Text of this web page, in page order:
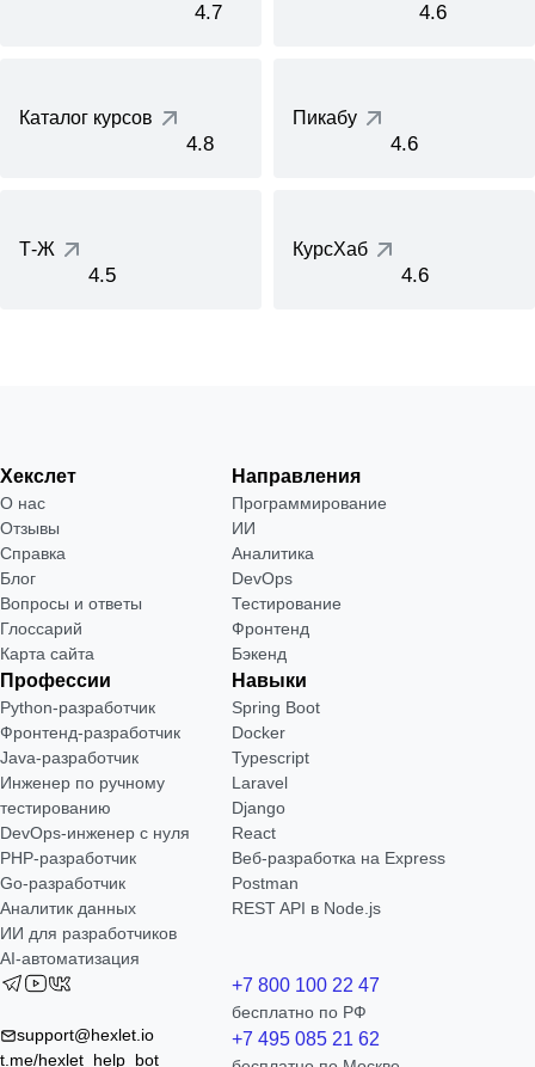
4.7 4.6
Каталог курсов
4.8
Пикабу
4.6
Т-Ж
4.5
КурсХаб
4.6
Хекслет
О нас
Отзывы
Справка
Блог
Вопросы и ответы
Глоссарий
Карта сайта
Направления
Программирование
ИИ
Аналитика
DevOps
Тестирование
Фронтенд
Бэкенд
Профессии
Python-разработчик
Фронтенд-разработчик
Java-разработчик
Инженер по ручному
тестированию
DevOps-инженер с нуля
РНР-разработчик
Go-разработчик
Аналитик данных
ИИ для разработчиков
AI-автоматизация
Навыки
Spring Boot
Docker
Typescript
Laravel
Django
React
Веб-разработка на Express
Postman
REST API в Node.js
support@hexlet.io
t.me/hexlet_help_bot
+7 800 100 22 47
бесплатно по РФ
+7 495 085 21 62